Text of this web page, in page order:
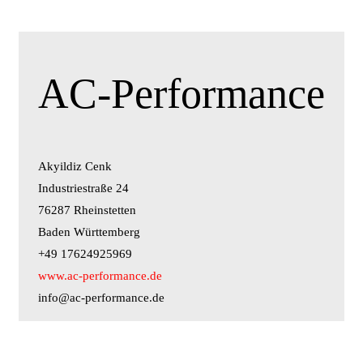
AC-Performance
Akyildiz Cenk
Industriestraße 24
76287 Rheinstetten
Baden Württemberg
+49 17624925969
www.ac-performance.de
info@ac-performance.de